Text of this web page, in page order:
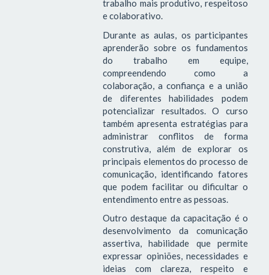
trabalho mais produtivo, respeitoso
e colaborativo.
Durante as aulas, os participantes
aprenderão sobre os fundamentos
do trabalho em equipe,
compreendendo como a
colaboração, a confiança e a união
de diferentes habilidades podem
potencializar resultados. O curso
também apresenta estratégias para
administrar conflitos de forma
construtiva, além de explorar os
principais elementos do processo de
comunicação, identificando fatores
que podem facilitar ou dificultar o
entendimento entre as pessoas.
Outro destaque da capacitação é o
desenvolvimento da comunicação
assertiva, habilidade que permite
expressar opiniões, necessidades e
ideias com clareza, respeito e